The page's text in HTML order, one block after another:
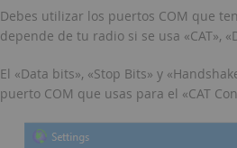
Debes utilizar los puertos COM que
depende de tu radio si se usa «CAT»,
El «Data bits», «Stop Bits» y
puerto COM que usas para el «CAT